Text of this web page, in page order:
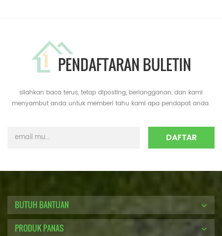
PENDAFTARAN BULETIN
silahkan baca terus, tetap diposting, berlangganan, dan kami
menyambut anda untuk memberi tahu kami apa pendapat anda.
BUTUH BANTUAN
PRODUK PANAS